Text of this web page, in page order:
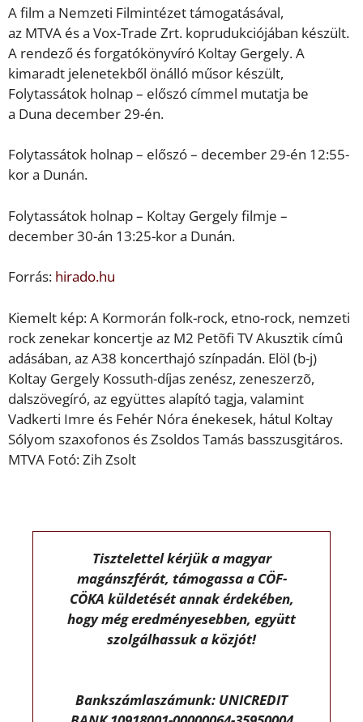
A film a Nemzeti Filmintézet támogatásával,
az MTVA és a Vox-Trade Zrt. koprudukciójában készült.
A rendező és forgatókönyvíró Koltay Gergely. A
kimaradt jelenetekből önálló műsor készült,
Folytassátok holnap – előszó címmel mutatja be
a Duna december 29-én.
Folytassátok holnap – előszó – december 29-én 12:55-
kor a Dunán.
Folytassátok holnap – Koltay Gergely filmje –
december 30-án 13:25-kor a Dunán.
Forrás: hirado.hu
Kiemelt kép: A Kormorán folk-rock, etno-rock, nemzeti
rock zenekar koncertje az M2 Petõfi TV Akusztik címû
adásában, az A38 koncerthajó színpadán. Elöl (b-j)
Koltay Gergely Kossuth-díjas zenész, zeneszerzõ,
dalszövegíró, az együttes alapító tagja, valamint
Vadkerti Imre és Fehér Nóra énekesek, hátul Koltay
Sólyom szaxofonos és Zsoldos Tamás basszusgitáros.
MTVA Fotó: Zih Zsolt
Tisztelettel kérjük a magyar
magánszférát, támogassa a CÖF-
CÖKA küldetését annak érdekében,
hogy még eredményesebben, együtt
szolgálhassuk a közjót!
Bankszámlaszámunk: UNICREDIT